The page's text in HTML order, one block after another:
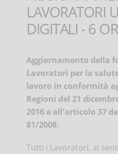
LAVORATORI
DIGITALI - 6
Aggiornamento della
Lavoratori per la
lavoro in conformità
Regioni del 21
2016 e all'articolo 37
81/2008.
Tutti i Lavoratori, ai